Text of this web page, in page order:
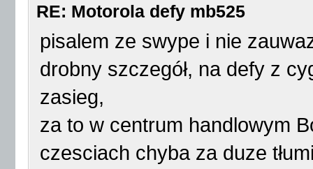
RE: Motorola defy mb525
pisalem ze swype i nie
drobny szczegół, na defy z
zasieg,
za to w centrum handlowym
czesciach chyba za duze